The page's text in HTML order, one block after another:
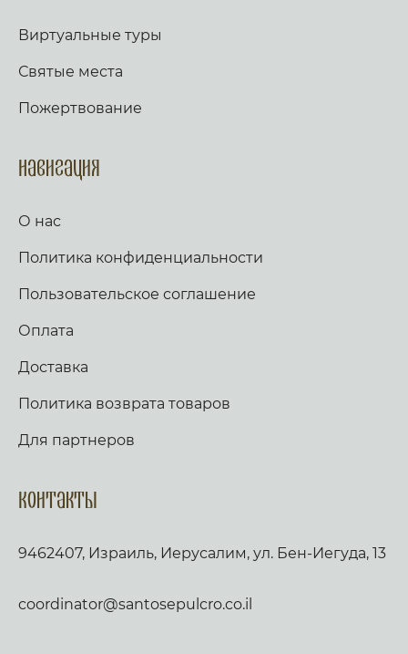
Виртуальные туры
Святые места
Пожертвование
Навигация
О нас
Политика конфиденциальности
Пользовательское соглашение
Оплата
Доставка
Политика возврата товаров
Для партнеров
Контакты
9462407, Израиль, Иерусалим, ул. Бен-Иегуда, 13
coordinator@santosepulcro.co.il